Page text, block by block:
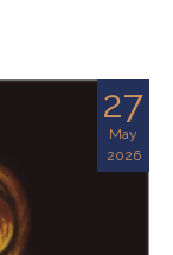
27
May
2026